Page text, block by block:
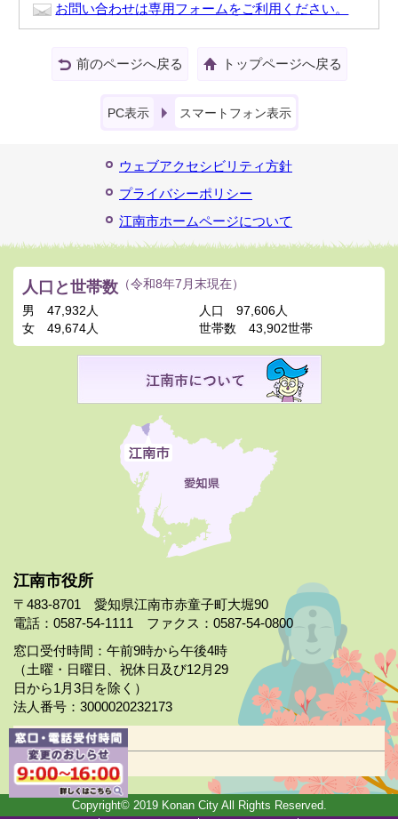
お問い合わせは専用フォームをご利用ください。
前のページへ戻る トップページへ戻る
PC表示 スマートフォン表示
ウェブアクセシビリティ方針
プライバシーポリシー
江南市ホームページについて
江南市役所
〒483-8701 愛知県江南市赤童子町大堀90
電話：0587-54-1111 ファクス：0587-54-0800
窓口受付時間：午前9時から午後4時
（土曜・日曜日、祝休日及び12月29
日から1月3日を除く）
法人番号：3000020232173
市役所案内
日曜市役所
人口と世帯数 （令和8年7月末現在）
男
47,932人
女
49,674人
人口
97,606人
世帯数
43,902世帯
Copyright© 2019 Konan City All Rights Reserved.